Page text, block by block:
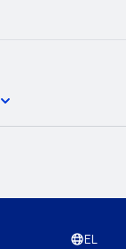
EL